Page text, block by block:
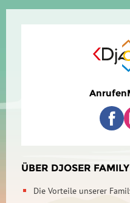
Anrufen
ÜBER DJOSER FAMILY
Die Vorteile unserer